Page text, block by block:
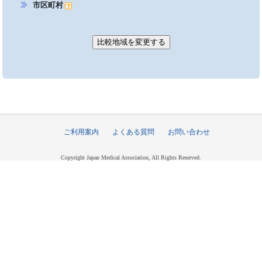
市区町村
ご利用案内 よくある質問 お問い合わせ
Copyright Japan Medical Association, All Rights Reserved.